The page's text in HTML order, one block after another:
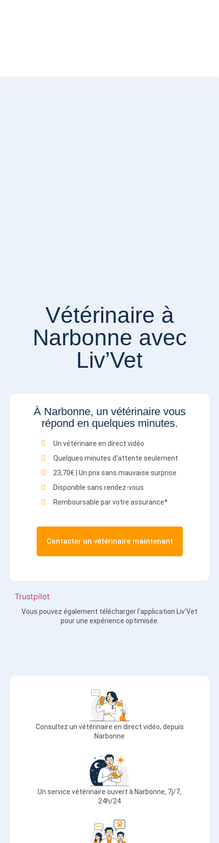
À Narbonne, un vétérinaire vous
répond en quelques minutes.
Un vétérinaire en direct vidéo
Quelques minutes d'attente seulement
23,70€ | Un prix sans mauvaise surprise
Disponible sans rendez-vous
Remboursable par votre assurance*
Contacter un vétérinaire maintenant
Vétérinaire à
Narbonne avec
Liv’Vet
Trustpilot
Vous pouvez également télécharger l’application Liv’Vet
pour une expérience optimisée.
Consultez un vétérinaire en direct vidéo, depuis
Narbonne
Un service vétérinaire ouvert à Narbonne, 7j/7,
24h/24